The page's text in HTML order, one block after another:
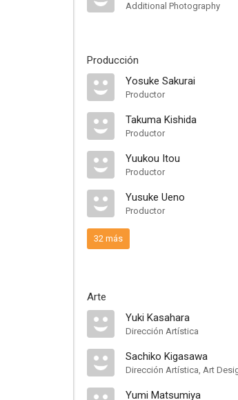
Additional Photography
Producción
Yosuke Sakurai
Productor
Takuma Kishida
Productor
Yuukou Itou
Productor
Yusuke Ueno
Productor
32 más
Arte
Yuki Kasahara
Dirección Artística
Sachiko Kigasawa
Dirección Artística, Art
Yumi Matsumiya